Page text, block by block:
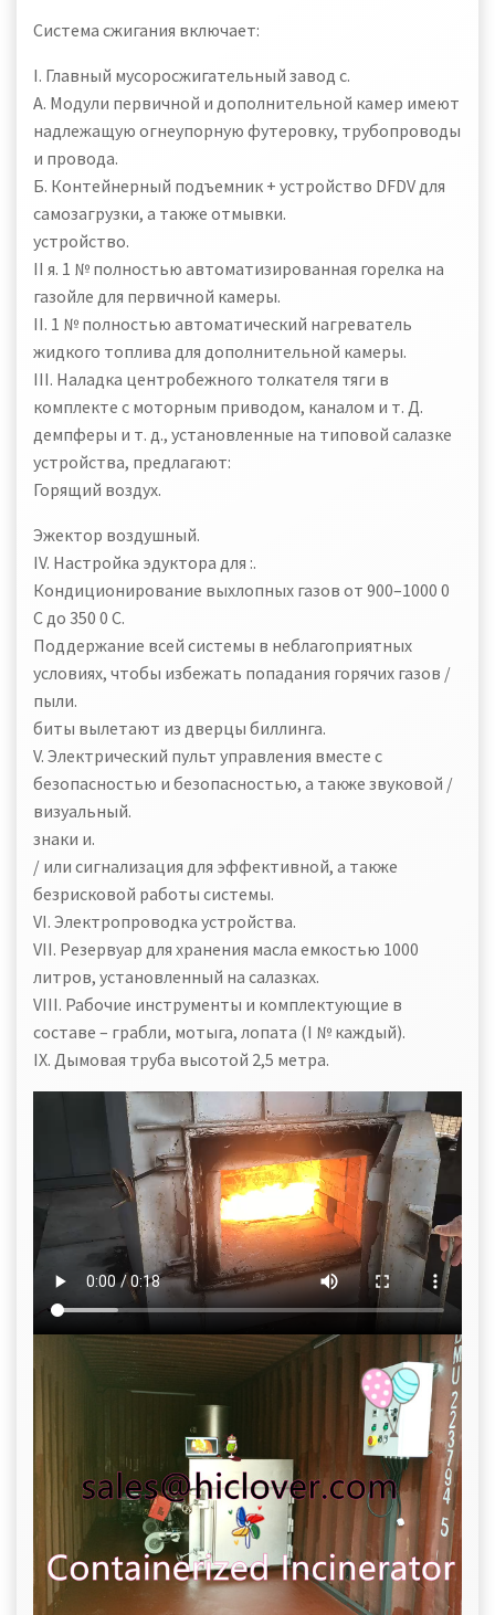
Система сжигания включает:
I. Главный мусоросжигательный завод с.
A. Модули первичной и дополнительной камер имеют
надлежащую огнеупорную футеровку, трубопроводы
и провода.
Б. Контейнерный подъемник + устройство DFDV для
самозагрузки, а также отмывки.
устройство.
II я. 1 № полностью автоматизированная горелка на
газойле для первичной камеры.
II. 1 № полностью автоматический нагреватель
жидкого топлива для дополнительной камеры.
III. Наладка центробежного толкателя тяги в
комплекте с моторным приводом, каналом и т. Д.
демпферы и т. д., установленные на типовой салазке
устройства, предлагают:
Горящий воздух.
Эжектор воздушный.
IV. Настройка эдуктора для :.
Кондиционирование выхлопных газов от 900–1000 0
C до 350 0 C.
Поддержание всей системы в неблагоприятных
условиях, чтобы избежать попадания горячих газов /
пыли.
биты вылетают из дверцы биллинга.
V. Электрический пульт управления вместе с
безопасностью и безопасностью, а также звуковой /
визуальный.
знаки и.
/ или сигнализация для эффективной, а также
безрисковой работы системы.
VI. Электропроводка устройства.
VII. Резервуар для хранения масла емкостью 1000
литров, установленный на салазках.
VIII. Рабочие инструменты и комплектующие в
составе – грабли, мотыга, лопата (I № каждый).
IX. Дымовая труба высотой 2,5 метра.